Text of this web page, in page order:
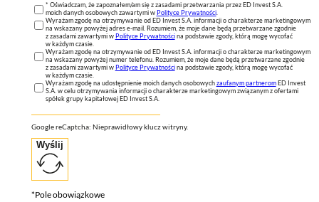
* Oświadczam, że zapoznałem/am się z zasadami przetwarzania przez ED Invest S.A.
moich danych osobowych zawartymi wPolityce Prywatności.
Wyrażam zgodę na otrzymywanie od ED Invest S.A. informacji o charakterze marketingowym
na wskazany powyżej adres e-mail. Rozumiem, że moje dane będą przetwarzane zgodnie
z zasadami zawartymi wPolityce Prywatnościna podstawie zgody, którą mogę wycofać
w każdym czasie.
Wyrażam zgodę na otrzymywanie od ED Invest S.A. informacji o charakterze marketingowym
na wskazany powyżej numer telefonu. Rozumiem, że moje dane będą przetwarzane zgodnie
z zasadami zawartymi wPolityce Prywatnościna podstawie zgody, którą mogę wycofać
w każdym czasie.
Wyrażam zgodę na udostępnienie moich danych osobowychzaufanym partneromED Invest
S.A. w celu otrzymywania informacji o charakterze marketingowym związanym z ofertami
spółek grupy kapitałowej ED Invest S.A.
Google reCaptcha: Nieprawidłowy klucz witryny.
Wyślij
*Pole obowiązkowe